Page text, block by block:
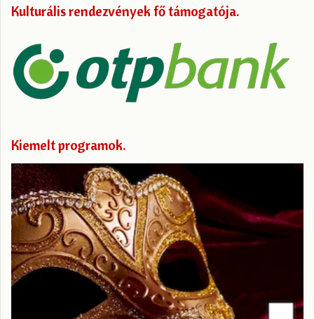
Kulturális rendezvények fő támogatója
Kiemelt programok